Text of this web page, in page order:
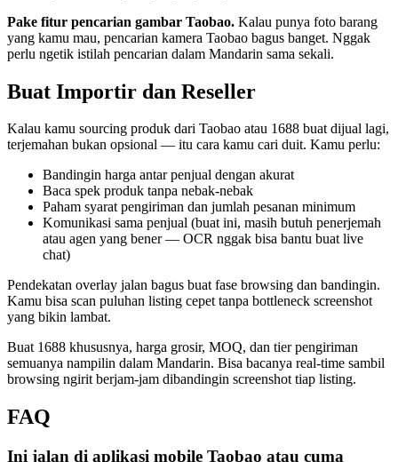
Pake fitur pencarian gambar Taobao. Kalau punya foto barang
yang kamu mau, pencarian kamera Taobao bagus banget. Nggak
perlu ngetik istilah pencarian dalam Mandarin sama sekali.
Buat Importir dan Reseller
Kalau kamu sourcing produk dari Taobao atau 1688 buat dijual lagi,
terjemahan bukan opsional — itu cara kamu cari duit. Kamu perlu:
Bandingin harga antar penjual dengan akurat
Baca spek produk tanpa nebak-nebak
Paham syarat pengiriman dan jumlah pesanan minimum
Komunikasi sama penjual (buat ini, masih butuh penerjemah
atau agen yang bener — OCR nggak bisa bantu buat live
chat)
Pendekatan overlay jalan bagus buat fase browsing dan bandingin.
Kamu bisa scan puluhan listing cepet tanpa bottleneck screenshot
yang bikin lambat.
Buat 1688 khususnya, harga grosir, MOQ, dan tier pengiriman
semuanya nampilin dalam Mandarin. Bisa bacanya real-time sambil
browsing ngirit berjam-jam dibandingin screenshot tiap listing.
FAQ
Ini jalan di aplikasi mobile Taobao atau cuma